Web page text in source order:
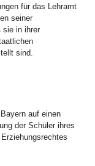
für das Lehramt
seiner
sie in ihrer
sind.
auf einen
der Schüler ihres